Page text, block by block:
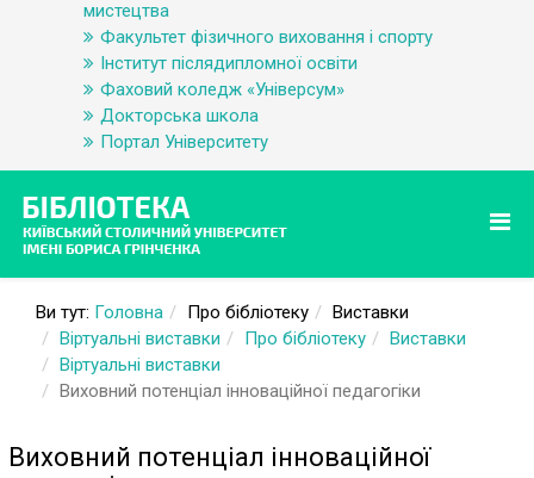
мистецтва
Факультет фізичного виховання і спорту
Інститут післядипломної освіти
Фаховий коледж «Універсум»
Докторська школа
Портал Університету
Ви тут: Головна Про бібліотеку
Виставки
Віртуальні виставки
Про бібліотеку
Виставки
Віртуальні виставки
Виховний потенціал інноваційної педагогіки
Виховний потенціал інноваційної